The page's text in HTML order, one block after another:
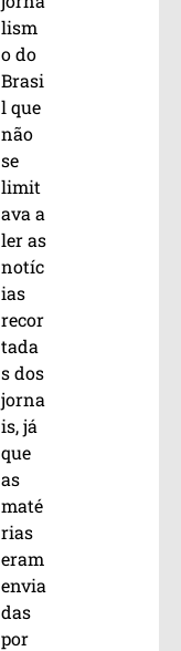
lism
o do
Brasi
l que
não
se
limit
ava a
ler as
notíc
ias
recor
tada
s dos
jorna
is, já
que
as
maté
rias
eram
envia
das
por